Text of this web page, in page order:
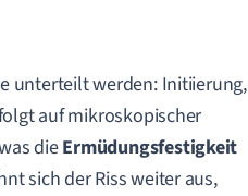
unterteilt werden: Initiierung,
auf mikroskopischer
dieErmüdungsfestigkeit
sich der Riss weiter aus,